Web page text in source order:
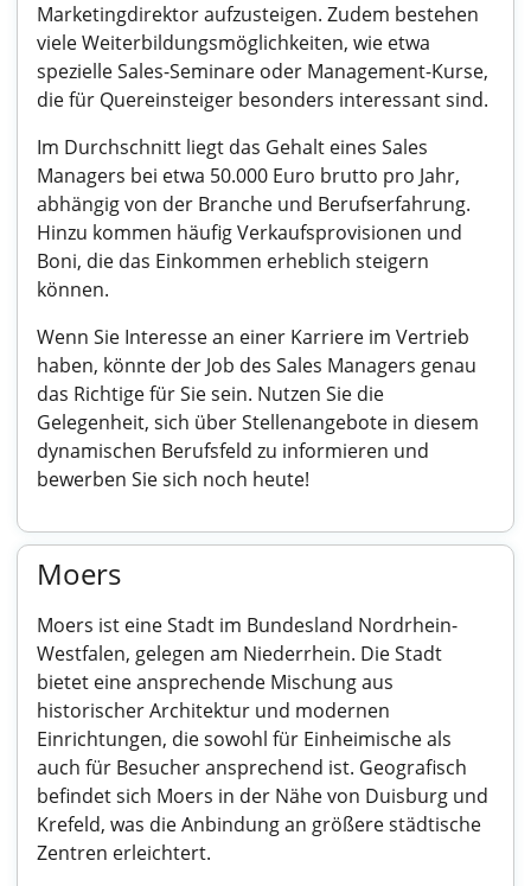
Marketingdirektor aufzusteigen. Zudem bestehen
viele Weiterbildungsmöglichkeiten, wie etwa
spezielle Sales-Seminare oder Management-Kurse,
die für Quereinsteiger besonders interessant sind.
Im Durchschnitt liegt das Gehalt eines Sales
Managers bei etwa 50.000 Euro brutto pro Jahr,
abhängig von der Branche und Berufserfahrung.
Hinzu kommen häufig Verkaufsprovisionen und
Boni, die das Einkommen erheblich steigern
können.
Wenn Sie Interesse an einer Karriere im Vertrieb
haben, könnte der Job des Sales Managers genau
das Richtige für Sie sein. Nutzen Sie die
Gelegenheit, sich über Stellenangebote in diesem
dynamischen Berufsfeld zu informieren und
bewerben Sie sich noch heute!
Moers
Moers ist eine Stadt im Bundesland Nordrhein-
Westfalen, gelegen am Niederrhein. Die Stadt
bietet eine ansprechende Mischung aus
historischer Architektur und modernen
Einrichtungen, die sowohl für Einheimische als
auch für Besucher ansprechend ist. Geografisch
befindet sich Moers in der Nähe von Duisburg und
Krefeld, was die Anbindung an größere städtische
Zentren erleichtert.